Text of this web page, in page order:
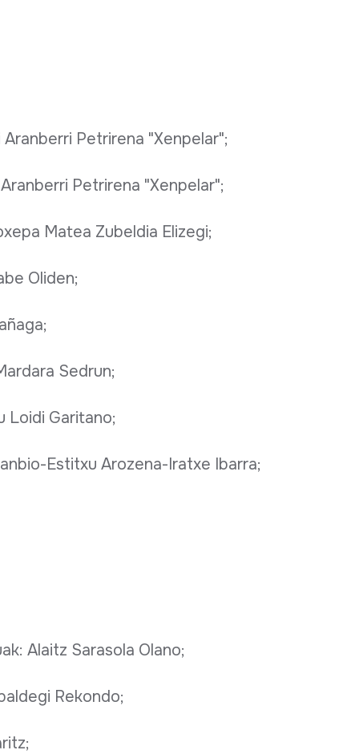
Petrirena "Xenpelar";
Petrirena "Xenpelar";
Matea Zubeldia Elizegi;
Oliden;
Sedrun;
Loidi Garitano;
Estitxu Arozena-Iratxe Ibarra;
Alaitz Sarasola Olano;
Rekondo;